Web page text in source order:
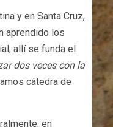
y en Santa Cruz,
aprendido los
allí se funda el
dos veces con la
cátedra de
en